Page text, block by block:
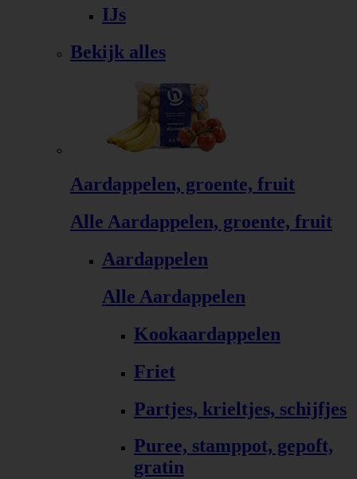
IJs
Bekijk alles
Aardappelen, groente, fruit
Alle Aardappelen, groente, fruit
Aardappelen
Alle Aardappelen
Kookaardappelen
Friet
Partjes, krieltjes, schijfjes
Puree, stamppot, gepoft,
gratin